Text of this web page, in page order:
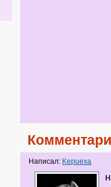
Написал: Kepuexa